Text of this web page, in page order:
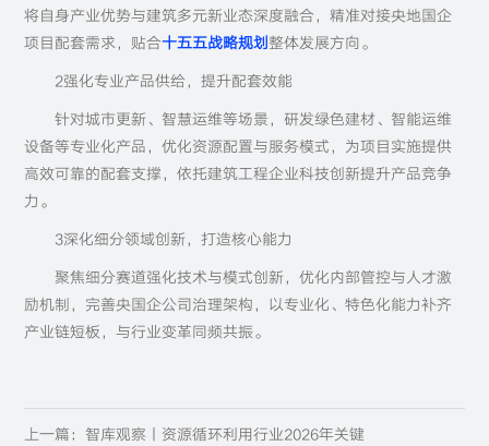
将自身产业优势与建筑多元新业态深度融合，精准对接央地国企
项目配套需求，贴合十五五战略规划整体发展方向。
2强化专业产品供给，提升配套效能
针对城市更新、智慧运维等场景，研发绿色建材、智能运维
设备等专业化产品，优化资源配置与服务模式，为项目实施提供
高效可靠的配套支撑，依托建筑工程企业科技创新提升产品竞争
力。
3深化细分领域创新，打造核心能力
聚焦细分赛道强化技术与模式创新，优化内部管控与人才激
励机制，完善央国企公司治理架构，以专业化、特色化能力补齐
产业链短板，与行业变革同频共振。
上一篇：智库观察丨资源循环利用行业2026年关键